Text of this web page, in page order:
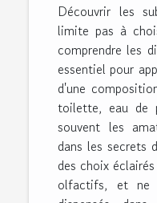
Découvrir les
limite pas à
comprendre les
essentiel pour
d'une
toilette, eau de
souvent les
dans les secrets
des choix
olfactifs, et ne